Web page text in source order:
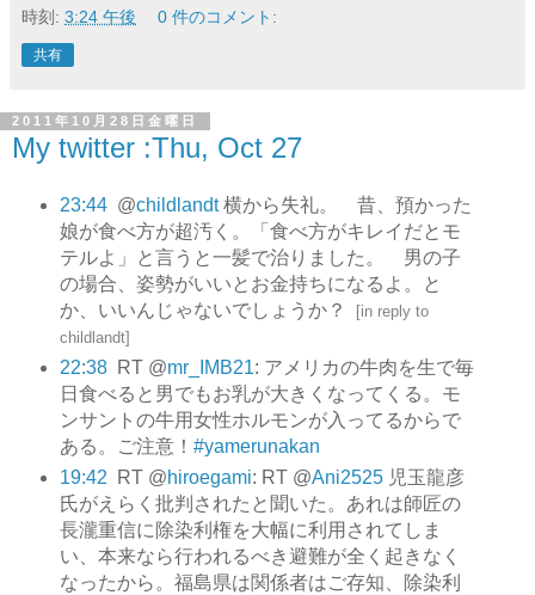
時刻: 3:24 午後 0 件のコメント:
共有
2011年10月28日金曜日
My twitter :Thu, Oct 27
23:44 @childlandt横から失礼。 昔、預かった
娘が食べ方が超汚く。「食べ方がキレイだとモ
テルよ」と言うと一髪で治りました。 男の子
の場合、姿勢がいいとお金持ちになるよ。と
か、いいんじゃないでしょうか？
[in reply to
childlandt]
22:38 RT @mr_IMB21: アメリカの牛肉を生で毎
日食べると男でもお乳が大きくなってくる。モ
ンサントの牛用女性ホルモンが入ってるからで
ある。ご注意！ #yamerunakan
19:42
RT @hiroegami: RT @Ani2525児玉龍彦
氏がえらく批判されたと聞いた。あれは師匠の
長瀧重信に除染利権を大幅に利用されてしま
い、本来なら行われるべき避難が全く起きなく
なったから。福島県は関係者はご存知、除染利